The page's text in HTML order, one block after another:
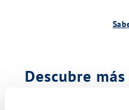
Descubre